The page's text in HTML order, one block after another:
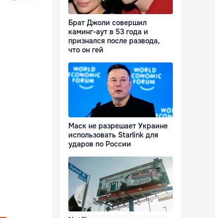
Брат Джоли совершил
каминг-аут в 53 года и
признался после развода,
что он гей
Маск не разрешает Украине
использовать Starlink для
ударов по России